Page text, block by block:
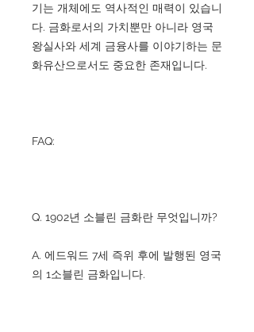
기는 개체에도 역사적인 매력이 있습니
다. 금화로서의 가치뿐만 아니라 영국
왕실사와 세계 금융사를 이야기하는 문
화유산으로서도 중요한 존재입니다.
FAQ:
Q. 1902년 소블린 금화란 무엇입니까?
A. 에드워드 7세 즉위 후에 발행된 영국
의 1소블린 금화입니다.